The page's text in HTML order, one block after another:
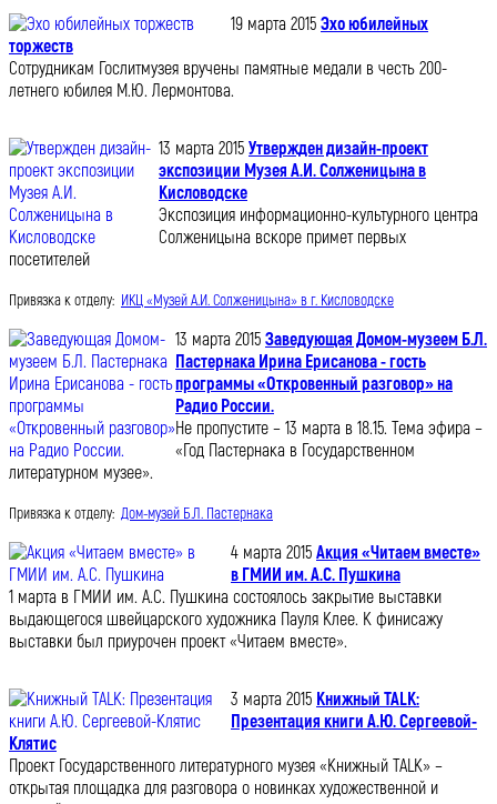
19 марта 2015 Эхо юбилейных
торжеств
Сотрудникам Гослитмузея вручены памятные медали в честь 200-
летнего юбилея М.Ю. Лермонтова.
13 марта 2015 Утвержден дизайн-проект
экспозиции Музея А.И. Солженицына в
Кисловодске
Экспозиция информационно-культурного центра
Солженицына вскоре примет первых
посетителей
Привязка к отделу: ИКЦ «Музей А.И. Солженицына» в г. Кисловодске
13 марта 2015 Заведующая Домом-музеем Б.Л.
Пастернака Ирина Ерисанова - гость
программы «Откровенный разговор» на
Радио России.
Не пропустите – 13 марта в 18.15. Тема эфира –
«Год Пастернака в Государственном
литературном музее».
Привязка к отделу: Дом-музей Б.Л. Пастернака
4 марта 2015 Акция «Читаем вместе»
в ГМИИ им. А.С. Пушкина
1 марта в ГМИИ им. А.С. Пушкина состоялось закрытие выставки
выдающегося швейцарского художника Пауля Клее. К финисажу
выставки был приурочен проект «Читаем вместе».
3 марта 2015 Книжный TALK:
Презентация книги А.Ю. Сергеевой-
Клятис
Проект Государственного литературного музея «Книжный TALK» –
открытая площадка для разговора о новинках художественной и